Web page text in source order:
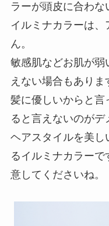
ラーが頭皮に合わな
イルミナカラーは
ん。
敏感肌などお肌が弱
えない場合もありま
髪に優しいからと言
ると言えないのがデ
ヘアスタイルを美し
るイルミナカラー
意してくださいね。